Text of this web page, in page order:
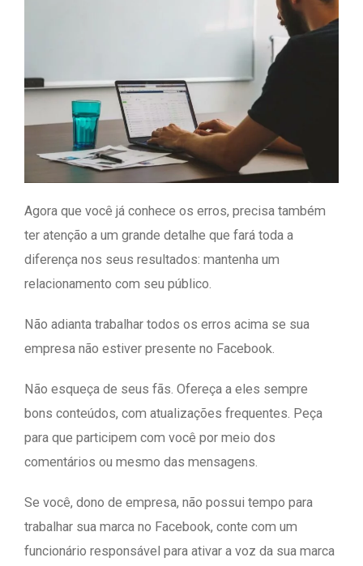
Agora que você já conhece os erros, precisa também
ter atenção a um grande detalhe que fará toda a
diferença nos seus resultados: mantenha um
relacionamento com seu público.
Não adianta trabalhar todos os erros acima se sua
empresa não estiver presente no Facebook.
Não esqueça de seus fãs. Ofereça a eles sempre
bons conteúdos, com atualizações frequentes. Peça
para que participem com você por meio dos
comentários ou mesmo das mensagens.
Se você, dono de empresa, não possui tempo para
trabalhar sua marca no Facebook, conte com um
funcionário responsável para ativar a voz da sua marca